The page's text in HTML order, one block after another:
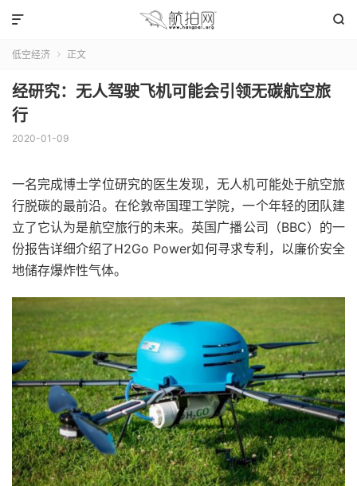


低空经济  正文
经研究：无人驾驶飞机可能会引领无碳航空旅
行
2020-01-09
一名完成博士学位研究的医生发现，无人机可能处于航空旅
行脱碳的最前沿。 在伦敦帝国理工学院，一个年轻的团队建
立了它认为是航空旅行的未来。 英国广播公司（BBC）的一
份报告详细介绍了H2Go Power如何寻求专利，以廉价安全
地储存爆炸性气体。